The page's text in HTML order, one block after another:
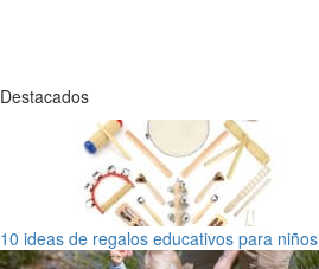
Destacados
10 ideas de regalos educativos para